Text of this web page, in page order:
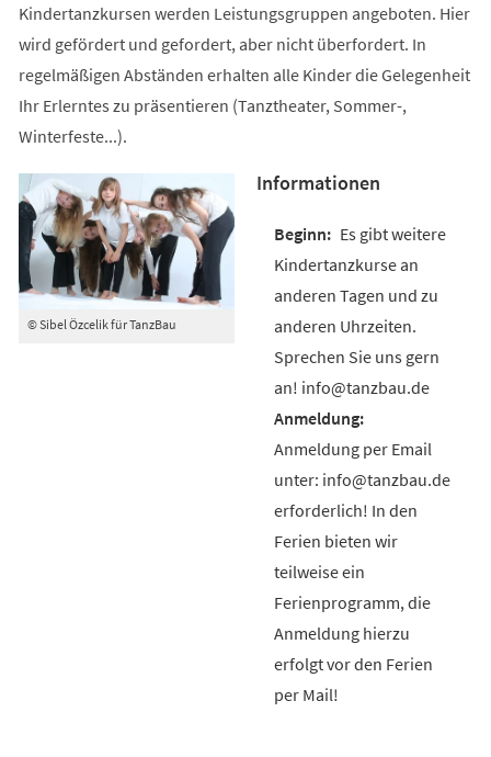
Kindertanzkursen werden Leistungsgruppen angeboten. Hier
wird gefördert und gefordert, aber nicht überfordert. In
regelmäßigen Abständen erhalten alle Kinder die Gelegenheit
Ihr Erlerntes zu präsentieren (Tanztheater, Sommer-,
Winterfeste...).
© Sibel Özcelik für TanzBau
Informationen
Es gibt weitere
Kindertanzkurse an
anderen Tagen und zu
anderen Uhrzeiten.
Sprechen Sie uns gern
an! info@tanzbau.de
Anmeldung per Email
unter: info@tanzbau.de
erforderlich! In den
Ferien bieten wir
teilweise ein
Ferienprogramm, die
Anmeldung hierzu
erfolgt vor den Ferien
per Mail!